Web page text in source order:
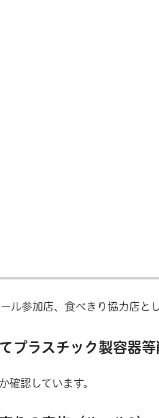
ル参加店、食べきり協力店と
プラスチック製容器
確認しています。